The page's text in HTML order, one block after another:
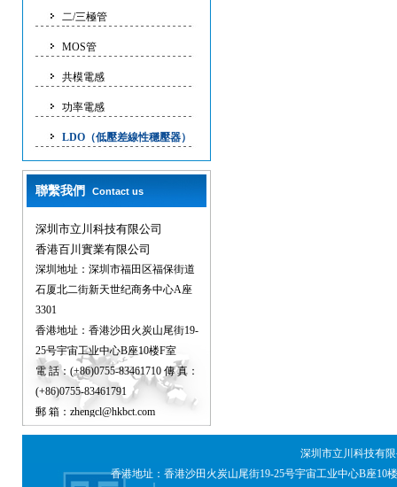
二/三極管
MOS管
共模電感
功率電感
LDO（低壓差線性穩壓器）
聯繫我們 Contact us
深圳市立川科技有限公司
香港百川實業有限公司
深圳地址：深圳市福田区福保街道
石厦北二街新天世纪商务中心A座
3301
香港地址：香港沙田火炭山尾街19-
25号宇宙工业中心B座10楼F室
電 話：(+86)0755-83461710 傳 真：
(+86)0755-83461791
郵 箱：zhengcl@hkbct.com
深圳市立川科技有
香港地址：香港沙田火炭山尾街19-25号宇宙工业中心B座